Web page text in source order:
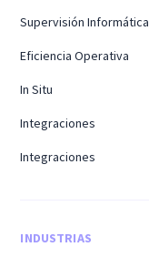
Supervisión Informática
Eficiencia Operativa
In Situ
Integraciones
Integraciones
INDUSTRIAS